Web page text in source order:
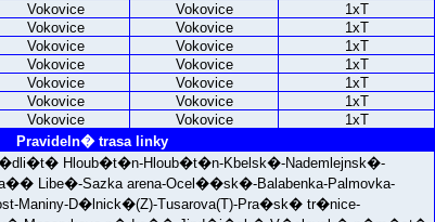
Vokovice Vokovice
1xT
Vokovice Vokovice
1xT
Vokovice Vokovice
1xT
Vokovice Vokovice
1xT
Vokovice Vokovice
1xT
Vokovice Vokovice
1xT
Vokovice Vokovice 1xT
Pravideln� trasa linky
Hloub�t�n-Hloub�t�n-Kbelsk�-Nademlejnsk�-
Libe�-Sazka arena-Ocel��sk�-Balabenka-Palmovka-
Maniny-D�lnick�(Z)-Tusarova(T)-Pra�sk� tr�nice-